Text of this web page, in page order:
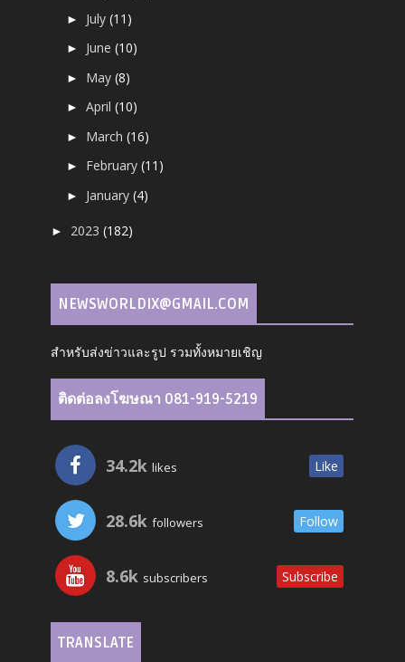
► July(11)
► June(10)
► May(8)
►April(10)
► March(16)
► February(11)
► January(4)
► 2023(182)
NEWSWORLDIX@GMAIL.COM
สำหรับส่งข่าวและรูป รวมทั้งหมายเชิญ
ติดต่อลงโฆษณา 081-919-5219
34.2k likes Like
28.6k followers Follow
8.6k subscribers Subscribe
TRANSLATE